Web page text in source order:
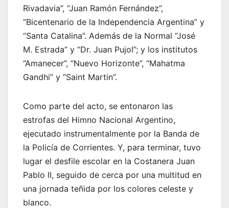
Rivadavia”, “Juan Ramón Fernández”,
“Bicentenario de la Independencia Argentina” y
“Santa Catalina”. Además de la Normal “José
M. Estrada” y “Dr. Juan Pujol”; y los institutos
“Amanecer”, “Nuevo Horizonte”, “Mahatma
Gandhi” y “Saint Martin”.
Como parte del acto, se entonaron las
estrofas del Himno Nacional Argentino,
ejecutado instrumentalmente por la Banda de
la Policía de Corrientes. Y, para terminar, tuvo
lugar el desfile escolar en la Costanera Juan
Pablo II, seguido de cerca por una multitud en
una jornada teñida por los colores celeste y
blanco.